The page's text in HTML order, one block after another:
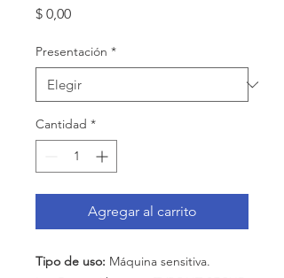
$ 0,00Precio
Presentación *
Cantidad *
Agregar al carrito
Tipo de uso: Máquina sensitiva.